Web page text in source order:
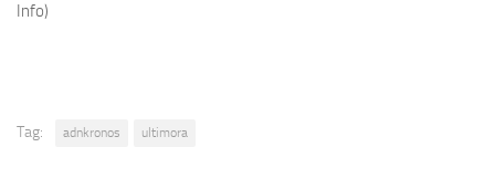
Info)
Tag: adnkronos ultimora